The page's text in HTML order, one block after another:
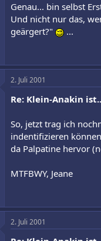
Genau... bin selbst
Und nicht nur das,
geärgert?"
...
2. Juli 2001
Re: Klein-Anakin
So, jetzt trag ich
indentifizieren
da Palpatine hervor
MTFBWY, Jeane
2. Juli 2001